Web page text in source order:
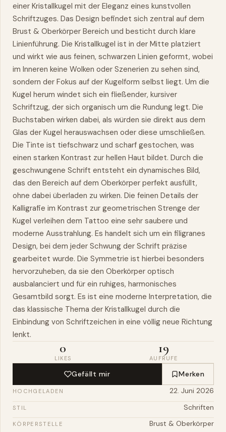
einer Kristallkugel mit der Eleganz eines kunstvollen
Schriftzuges. Das Design befindet sich zentral auf dem
Brust & Oberkörper Bereich und besticht durch klare
Linienführung. Die Kristallkugel ist in der Mitte platziert
und wirkt wie aus feinen, schwarzen Linien geformt, wobei
im Inneren keine Wolken oder Szenerien zu sehen sind,
sondern der Fokus auf der Kugelform selbst liegt. Um die
Kugel herum windet sich ein fließender, kursiver
Schriftzug, der sich organisch um die Rundung legt. Die
Buchstaben wirken dabei, als würden sie direkt aus dem
Glas der Kugel herauswachsen oder diese umschließen.
Die Tinte ist tiefschwarz und scharf gestochen, was
einen starken Kontrast zur hellen Haut bildet. Durch die
geschwungene Schrift entsteht ein dynamisches Bild,
das den Bereich auf dem Oberkörper perfekt ausfüllt,
ohne dabei überladen zu wirken. Die feinen Details der
Kalligrafie im Kontrast zur geometrischen Strenge der
Kugel verleihen dem Tattoo eine sehr saubere und
moderne Ausstrahlung. Es handelt sich um ein filigranes
Design, bei dem jeder Schwung der Schrift präzise
gearbeitet wurde. Die Symmetrie ist hierbei besonders
hervorzuheben, da sie den Oberkörper optisch
ausbalanciert und für ein ruhiges, harmonisches
Gesamtbild sorgt. Es ist eine moderne Interpretation, die
das klassische Thema der Kristallkugel durch die
Einbindung von Schriftzeichen in eine völlig neue Richtung
lenkt.
0
LIKES
19
AUFRUFE
Gefällt mir Merken
HOCHGELADEN 22. Juni 2026
STIL Schriften
KÖRPERSTELLE Brust & Oberkörper